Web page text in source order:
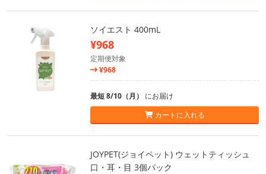
ソイエスト 400mL
¥968
定期便対象
¥968
最短 8/10（月） にお届け
カートに入れる
JOYPET(ジョイペット) ウェットティッシュ
口・耳・目 3個パック